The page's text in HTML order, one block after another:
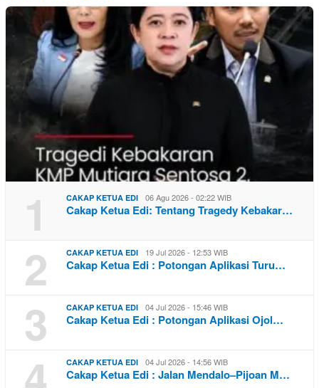
1 CAKAP KETUA EDI 06 Agu 2026 - 02:22 WIB
Cakap Ketua Edi: Tentang Tragedy Kebakar…
2 CAKAP KETUA EDI 19 Jul 2026 - 12:53 WIB
Cakap Ketua Edi : Potongan Aplikasi Turu…
3 CAKAP KETUA EDI 04 Jul 2026 - 15:46 WIB
Cakap Ketua Edi : Potongan Aplikasi Ojol…
CAKAP KETUA EDI 04 Jul 2026 - 14:56 WIB
Cakap Ketua Edi : Jalan Mendalo–Pijoan M…